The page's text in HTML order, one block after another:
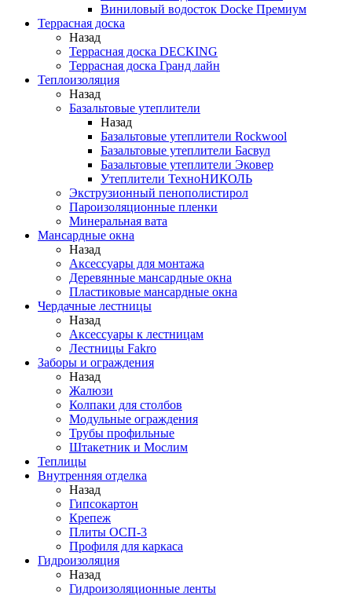
Виниловый водосток Docke Премиум
Террасная доска
Назад
Террасная доска DECKING
Террасная доска Гранд лайн
Теплоизоляция
Назад
Базальтовые утеплители
Назад
Базальтовые утеплители Rockwool
Базальтовые утеплители Басвул
Базальтовые утеплители Эковер
Утеплители ТехноНИКОЛЬ
Экструзионный пенополистирол
Пароизоляционные пленки
Минеральная вата
Мансардные окна
Назад
Аксессуары для монтажа
Деревянные мансардные окна
Пластиковые мансардные окна
Чердачные лестницы
Назад
Аксессуары к лестницам
Лестницы Fakro
Заборы и ограждения
Назад
Жалюзи
Колпаки для столбов
Модульные ограждения
Трубы профильные
Штакетник и Мослим
Теплицы
Внутренняя отделка
Назад
Гипсокартон
Крепеж
Плиты ОСП-3
Профиля для каркаса
Гидроизоляция
Назад
Гидроизоляционные ленты